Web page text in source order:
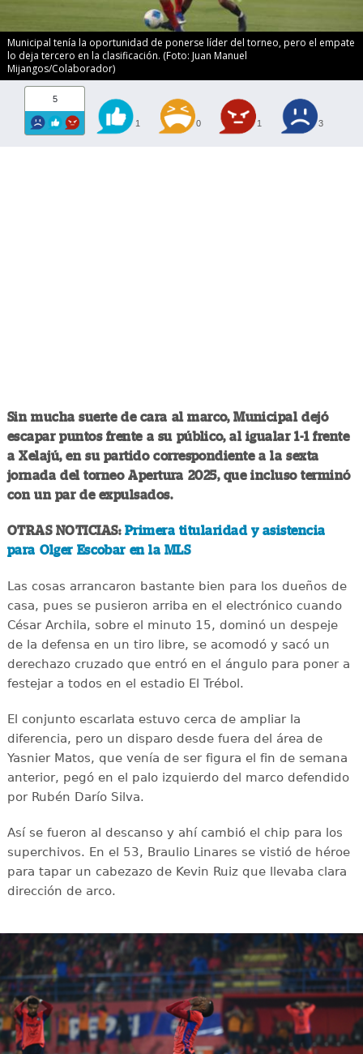
Municipal tenía la oportunidad de ponerse líder del torneo, pero el empate
lo deja tercero en la clasificación. (Foto: Juan Manuel
Mijangos/Colaborador)
5
1 0 1 3
Sin mucha suerte de cara al marco, Municipal dejó
escapar puntos frente a su público, al igualar 1-1 frente
a Xelajú, en su partido correspondiente a la sexta
jornada del torneo Apertura 2025, que incluso terminó
con un par de expulsados.
OTRAS NOTICIAS: Primera titularidad y asistencia
para Olger Escobar en la MLS
Las cosas arrancaron bastante bien para los dueños de
casa, pues se pusieron arriba en el electrónico cuando
César Archila, sobre el minuto 15, dominó un despeje
de la defensa en un tiro libre, se acomodó y sacó un
derechazo cruzado que entró en el ángulo para poner a
festejar a todos en el estadio El Trébol.
El conjunto escarlata estuvo cerca de ampliar la
diferencia, pero un disparo desde fuera del área de
Yasnier Matos, que venía de ser figura el fin de semana
anterior, pegó en el palo izquierdo del marco defendido
por Rubén Darío Silva.
Así se fueron al descanso y ahí cambió el chip para los
superchivos. En el 53, Braulio Linares se vistió de héroe
para tapar un cabezazo de Kevin Ruiz que llevaba clara
dirección de arco.